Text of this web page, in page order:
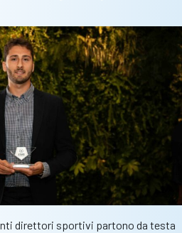
direttori sportivi partono da testa